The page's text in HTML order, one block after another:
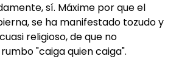
sí. Máxime por que el
se ha manifestado tozudo y
religioso, de que no
"caiga quien caiga".